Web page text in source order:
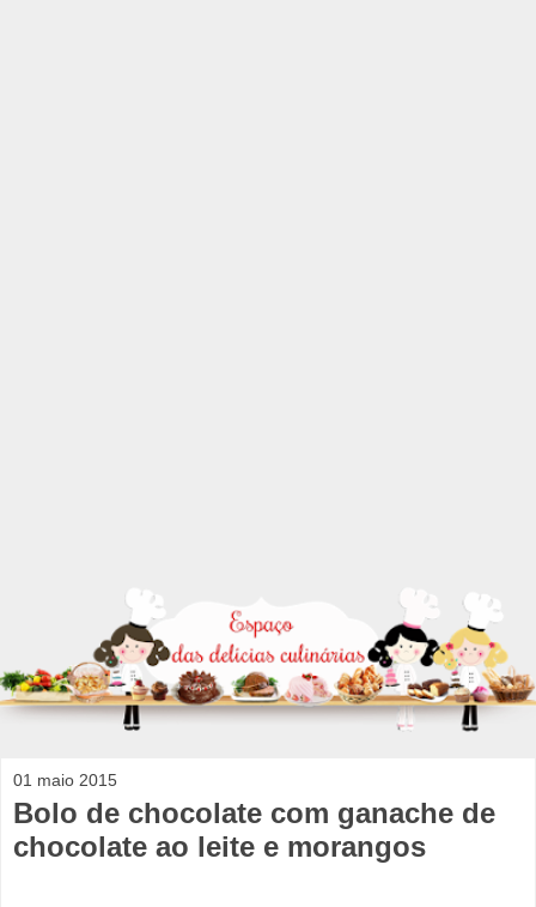
01 maio 2015
Bolo de chocolate com ganache de
chocolate ao leite e morangos